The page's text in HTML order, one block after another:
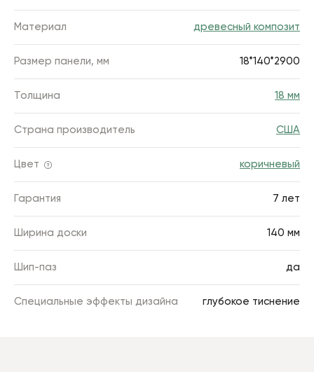
Материал древесный композит
Размер панели, мм 18*140*2900
Толщина 18 мм
Страна производитель США
Цвет коричневый
Гарантия 7 лет
Ширина доски 140 мм
Шип-паз да
Специальные эффекты дизайна глубокое тиснение